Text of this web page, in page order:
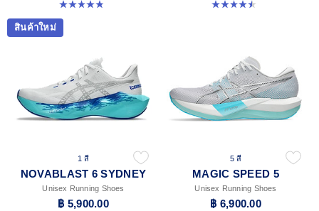
4.8 จาก 5 ดาว 1722 รีวิว 4.5 จาก 5 ดาว 2 รีวิว
สินค้าใหม่
1 สี
NOVABLAST 6 SYDNEY
Unisex Running Shoes
฿ 5,900.00
5 สี
MAGIC SPEED 5
Unisex Running Shoes
฿ 6,900.00